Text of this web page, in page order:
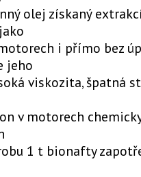
olej získaný
i přímo bez
jeho
viskozita, špatná
v motorech
1 t bionafty